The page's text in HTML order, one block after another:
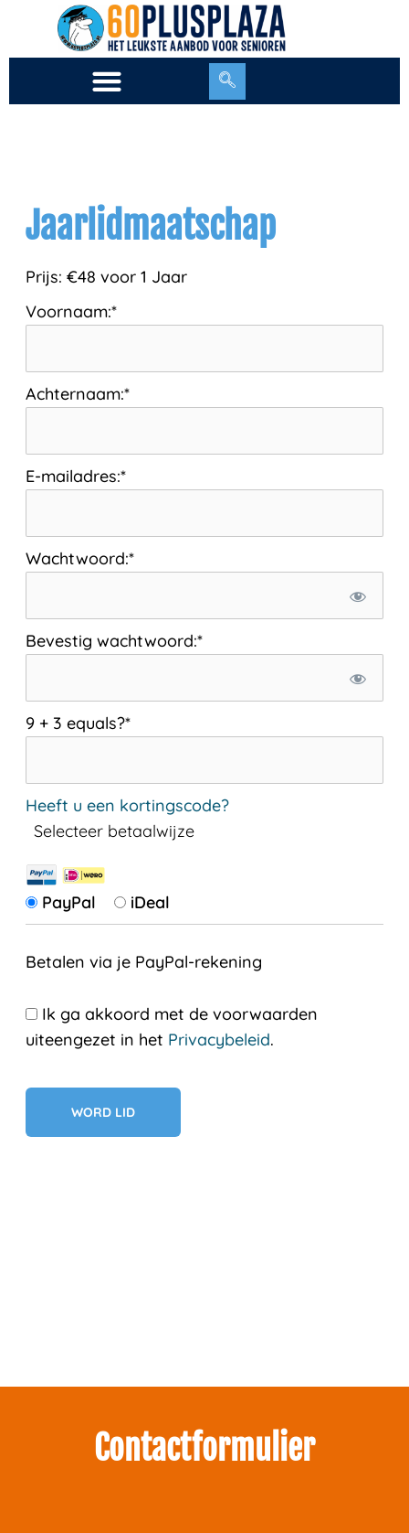
de
Jaarlidmaatschap
Prijs: €48 voor 1 Jaar
Voornaam:*
Achternaam:*
E-mailadres:*
Wachtwoord:*
Bevestig wachtwoord:*
9 + 3 equals?*
Heeft u een kortingscode?
Selecteer betaalwijze
PayPal iDeal
Betalen via je PayPal-rekening
Ik ga akkoord met de voorwaarden
uiteengezet in het Privacybeleid.
Geen val
Contactformulier